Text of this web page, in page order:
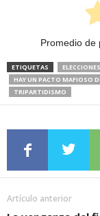
Promedio de
ETIQUETAS
HAY UN PACTO MAFIOSO
TRIPARTIDISMO
Artículo anterior